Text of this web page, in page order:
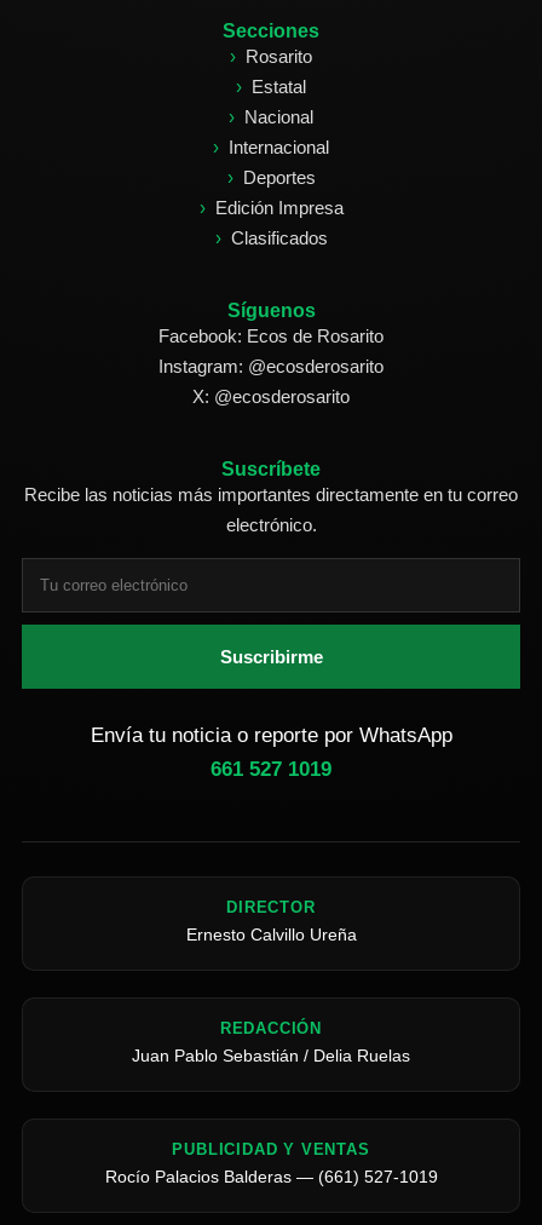
Secciones
Rosarito
Estatal
Nacional
Internacional
Deportes
Edición Impresa
Clasificados
Síguenos
Facebook: Ecos de Rosarito
Instagram: @ecosderosarito
X: @ecosderosarito
Suscríbete
Recibe las noticias más importantes directamente en tu correo
electrónico.
Suscribirme
Envía tu noticia o reporte por WhatsApp
661 527 1019
DIRECTOR
Ernesto Calvillo Ureña
REDACCIÓN
Juan Pablo Sebastián / Delia Ruelas
PUBLICIDAD Y VENTAS
Rocío Palacios Balderas — (661) 527-1019